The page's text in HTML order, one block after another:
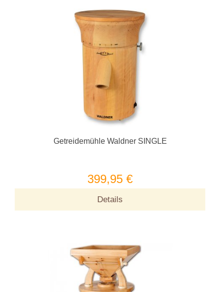
Getreidemühle Waldner SINGLE
399,95 €
Details